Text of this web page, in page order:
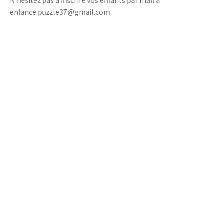
enfance.puzzle37@gmail.com